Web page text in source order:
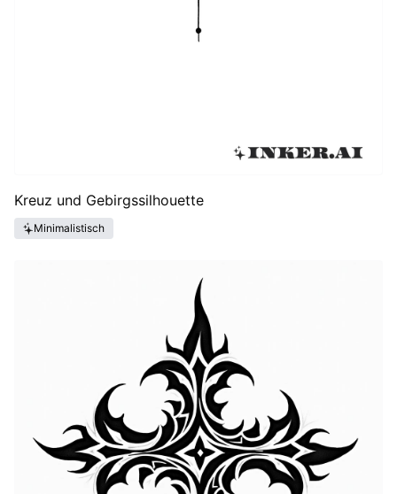
Kreuz und Gebirgssilhouette
Minimalistisch